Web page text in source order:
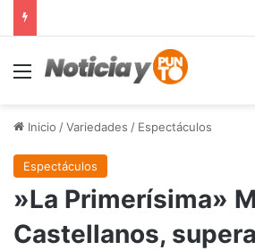
Menú
Inicio /Variedades / Espectáculos
Espectáculos
»La Primerísima»
Castellanos,